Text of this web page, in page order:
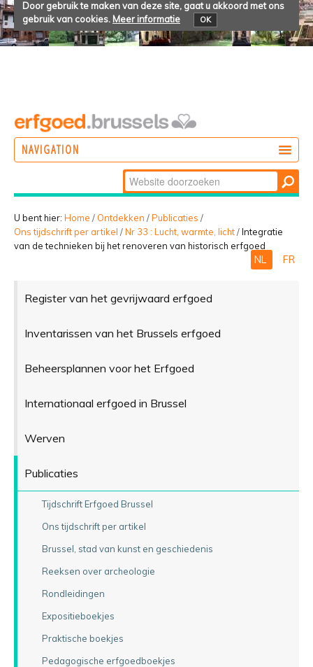
Door gebruik te maken van deze site, gaat u akkoord met ons
gebruik van cookies. Meer informatie OK
NAVIGATION
BELEVEN
Zoek
Geavanceerd
zoeken...
U bent hier: Home / Ontdekken /Publicaties /
Ons tijdschrift per artikel /Nr 33 : Lucht, warmte, licht/Integratie
van de technieken bij het renoveren van historisch erfgoed
NL FR
Register van het gevrijwaard erfgoed
Inventarissen van het Brussels erfgoed
Beheersplannen voor het Erfgoed
Internationaal erfgoed in Brussel
Werven
Publicaties
Tijdschrift Erfgoed Brussel
Ons tijdschrift per artikel
Brussel, stad van kunst en geschiedenis
Reeksen over archeologie
Rondleidingen
Expositieboekjes
Praktische boekjes
Pedagogische erfgoedboekjes